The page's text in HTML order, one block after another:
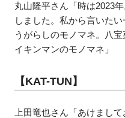
丸山隆平さん「時は2023
しました。私から言いた
うがらしのモノマネ。八
イキンマンのモノマネ」
【KAT-TUN】
上田竜也さん「あけまし